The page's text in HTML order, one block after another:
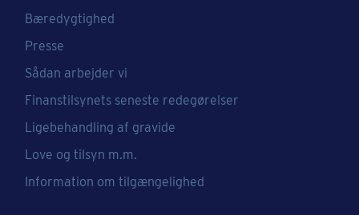
Bæredygtighed
Presse
Sådan arbejder vi
Finanstilsynets seneste redegørelser
Ligebehandling af gravide
Love og tilsyn m.m.
Information om tilgængelighed